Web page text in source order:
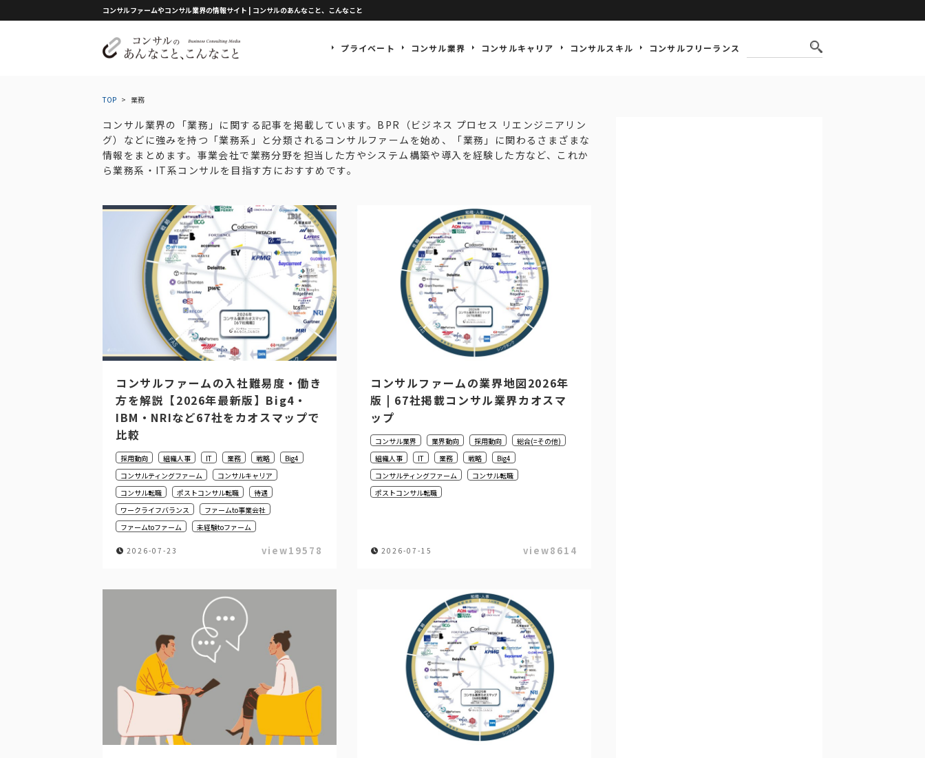
コンサルファームやコンサル業界の情報サイト | コンサルのあんなこと、こんなこと
プライベート コンサル業界 コンサルキャリア コンサルスキル コンサルフリーランス
TOP > 業務
コンサル業界の「業務」に関する記事を掲載しています。BPR（ビジネス プロセス リエンジニアリン
グ）などに強みを持つ「業務系」と分類されるコンサルファームを始め、「業務」に関わるさまざまな
情報をまとめます。事業会社で業務分野を担当した方やシステム構築や導入を経験した方など、これか
ら業務系・IT系コンサルを目指す方におすすめです。
コンサルファームの入社難易度・働き
方を解説【2026年最新版】Big4・
IBM・NRIなど67社をカオスマップで
比較
採用動向 組織人事 IT 業務 戦略
Big4
コンサルティングファーム
コンサルキャリア
コンサル転職
ポストコンサル転職
待遇
ワークライフバランス
ファームto事業会社
ファームtoファーム
未経験toファーム
2026-07-23 view19578
コンサルファームの業界地図2026年
版 | 67社掲載コンサル業界カオスマ
ップ
コンサル業界 業界動向 採用動向
総合(=その他)
組織人事
IT 業務 戦略
Big4
コンサルティングファーム
コンサル転職
ポストコンサル転職
2026-07-15 view8614